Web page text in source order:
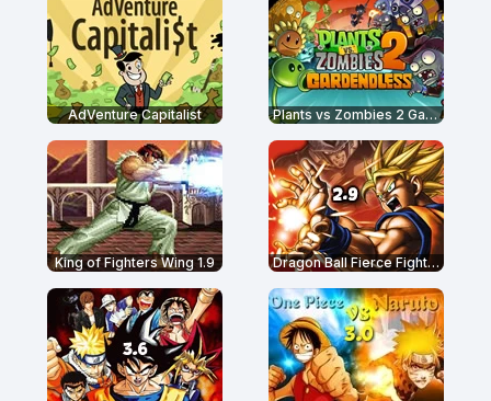
AdVenture Capitalist Plants vs Zombies 2 Gardendless
King of Fighters Wing 1.9 Dragon Ball Fierce Fighting 2.9